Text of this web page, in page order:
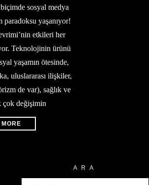
sosyal medya
paradoksu yaşanıyor!
etkileri her
Teknolojinin ürünü
yaşamın ötesinde,
uluslararası ilişkiler,
de var), sağlık ve
çok değişimin
ARA